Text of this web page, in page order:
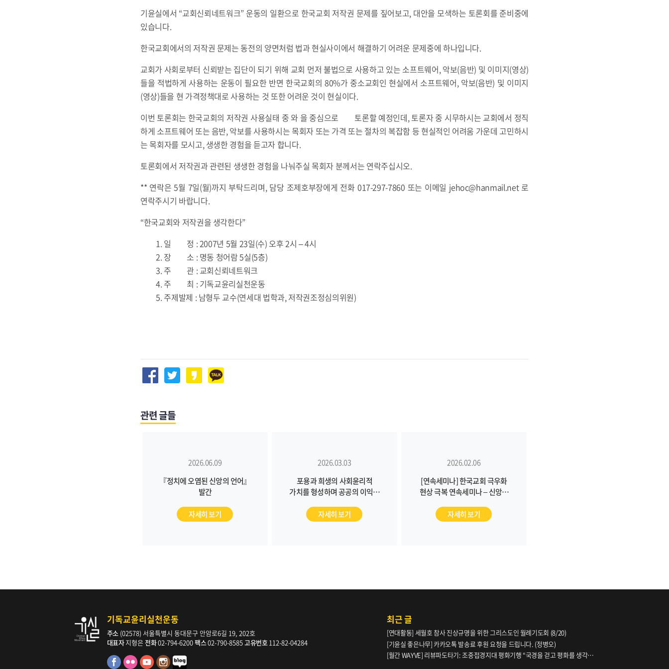
기윤실에서 “교회신뢰네트워크” 운동의 일환으로 한국교회 저작권 문제를 짚어보고, 대안을 모색하는 토론회를 준비중에
있습니다.
한국교회에서의 저작권 문제는 동전의 양면처럼 법과 현실사이에서 해결하기 어려운 문제중에 하나입니다.
교회가 사회로부터 신뢰받는 집단이 되기 위해 교회 먼저 불법으로 사용하고 있는 소프트웨어, 악보(음반) 및 이미지(영상)
들을 적법하게 사용하는 운동이 필요한 반면 한국교회의 80%가 중소교회인 현실에서 소프트웨어, 악보(음반) 및 이미지
(영상)들을 현 가격정책대로 사용하는 것 또한 어려운 것이 현실이다.
이번 토론회는 한국교회의 저작권 사용실태 중 와 을 중심으로 토론할 예정인데, 토론자 중 시무하시는 교회에서 정직
하게 소프트웨어 또는 음반, 악보를 사용하시는 목회자 또는 가격 또는 절차의 복잡함 등 현실적인 어려움 가운데 고민하시
는 목회자를 모시고, 생생한 경험을 듣고자 합니다.
토론회에서 저작권과 관련된 생생한 경험을 나눠주실 목회자 분께서는 연락주십시오.
** 연락은 5월 7일(월)까지 부탁드리며, 담당 조제호부장에게 전화 017-297-7860 또는 이메일 jehoc@hanmail.net 로
연락주시기 바랍니다.
“한국교회와 저작권을 생각한다”
1. 일 정 : 2007년 5월 23일(수) 오후 2시 – 4시
2. 장 소 : 명동 청어람 5실(5층)
3. 주 관 : 교회신뢰네트워크
4. 주 최 : 기독교윤리실천운동
5. 주제발제 : 남형두 교수(연세대 법학과, 저작권조정심의위원)
관련 글들
2026.06.09
『정치에 오염된 신앙의 언어』
발간
자세히 보기
2026.03.03
포용과 희생의 사회윤리적
가치를 형성하며 공공의 이익을
[교회신뢰도 여론조사 발표회
후기]
자세히 보기
2026.02.06
[연속세미나] 한국교회 극우화
현상 극복 연속세미나 – 신앙의
언어, 어떻게 바로잡을 것인가?
자세히 보기
기독교윤리실천운동
주소(02578) 서울특별시 동대문구 안암로6길 19, 202호
대표자지형은 전화02-794-6200팩스02-790-8585고유번호112-82-04284
최근 글
[연대활동] 세월호 참사 진상규명을 위한 그리스도인 월례기도회 (8/20)
[기윤실 좋은나무] 카카오톡 발송료 후원 요청을 드립니다. (정병오)
[월간 WAYVE] 리뷰파도타기: 조중접경지대 평화기행 “국경을 걷고 평화를 생각하